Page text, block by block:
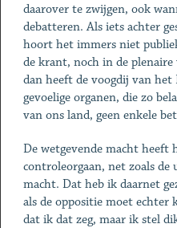
daarover te zwijgen, ook
debatteren. Als iets achter
hoort het immers niet
de krant, noch in de plenaire
dan heeft de voogdij van
gevoelige organen, die zo
van ons land, geen enkele
De wetgevende macht heeft
controleorgaan, net zoals
macht. Dat heb ik daarnet
als de oppositie moet
dat ik dat zeg, maar ik stel